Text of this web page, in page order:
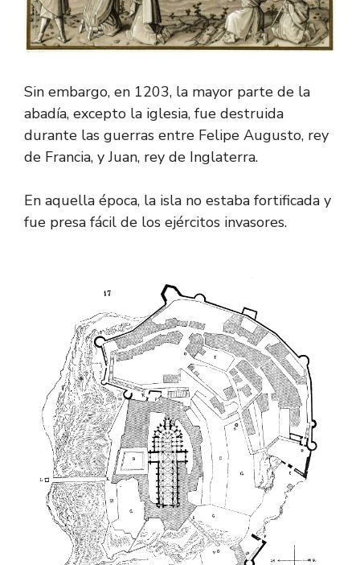
Sin embargo, en 1203, la mayor parte de la
abadía, excepto la iglesia, fue destruida
durante las guerras entre Felipe Augusto, rey
de Francia, y Juan, rey de Inglaterra.
En aquella época, la isla no estaba fortificada y
fue presa fácil de los ejércitos invasores.